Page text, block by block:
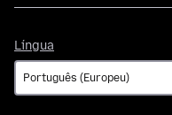
Língua